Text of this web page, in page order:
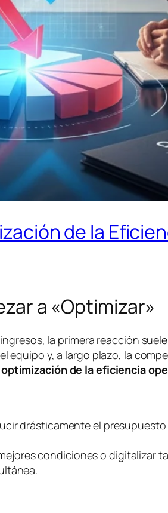
de la
a «Optimizar»
la primera reacción
y, a largo plazo, la
optimización de la eficiencia
drásticamente el
condiciones o digitalizar